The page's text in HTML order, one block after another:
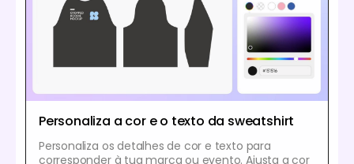
Personaliza a cor e o texto da sweatshirt
Personaliza os detalhes de cor e texto para
corresponder à tua marca ou evento. Ajusta a cor